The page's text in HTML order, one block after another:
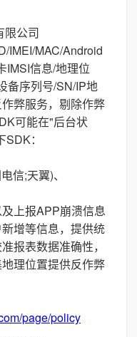
限公司
IMEI/MAC/Android
IMSI信息/地理位
备序列号/SN/IP地
弊服务，剔除作弊
可能在"后台状
：
信;天翼)、
上报APP崩溃信息
增等信息，提供统
报表数据准确性，
理位置提供反作弊
page/policy